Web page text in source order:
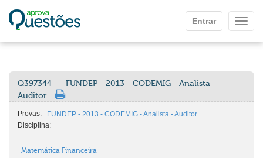
Entrar
Q397344
- FUNDEP - 2013 - CODEMIG - Analista -
Auditor
Provas:
FUNDEP - 2013 - CODEMIG - Analista - Auditor
Disciplina:
Matemática Financeira